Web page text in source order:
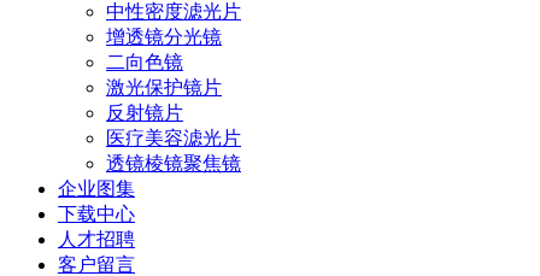
中性密度滤光片
增透镜分光镜
二向色镜
激光保护镜片
反射镜片
医疗美容滤光片
透镜棱镜聚焦镜
企业图集
下载中心
人才招聘
客户留言